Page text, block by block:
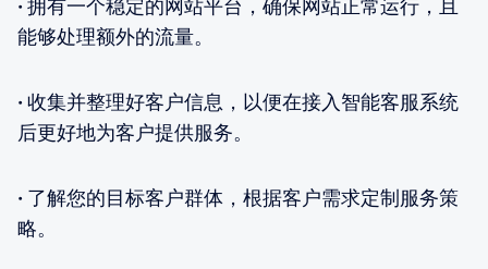
· 拥有一个稳定的网站平台，确保网站正常运行，且
能够处理额外的流量。
· 收集并整理好客户信息，以便在接入智能客服系统
后更好地为客户提供服务。
· 了解您的目标客户群体，根据客户需求定制服务策
略。